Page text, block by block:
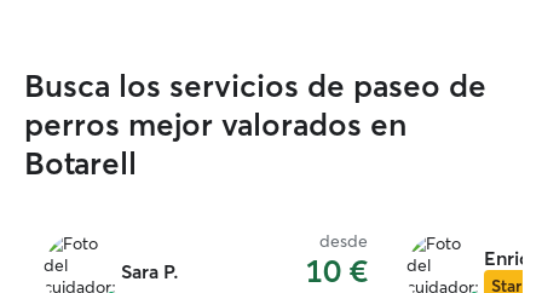
Busca los servicios de paseo de
perros mejor valorados en
Botarell
Sara P.
desde
10 € Enric
Star